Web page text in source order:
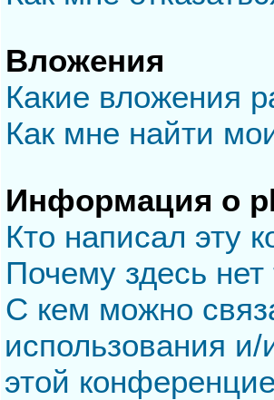
Вложения
Какие вложения
Как мне найти
Информация о
Кто написал эту
Почему здесь
С кем можно
использования
этой